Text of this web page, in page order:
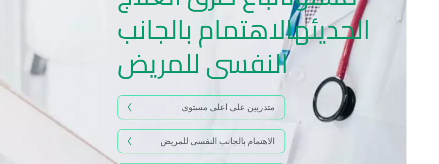
الحديئهالاهتمام بالجانب
النفسى للمريض
متدربين على اعلى مستوى
الاهتمام بالجانب النفسى للمريض